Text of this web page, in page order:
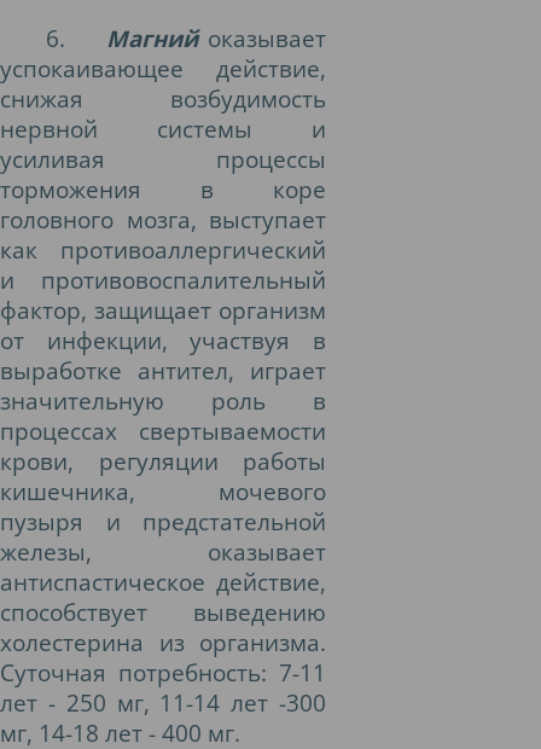
6.
Магнийоказывает
успокаивающее действие,
снижая возбудимость
нервной системы и
усиливая процессы
торможения в коре
головного мозга, выступает
как противоаллергический
и противовоспалительный
фактор, защищает организм
от инфекции, участвуя в
выработке антител, играет
значительную роль в
процессах свертываемости
крови, регуляции работы
кишечника, мочевого
пузыря и предстательной
железы, оказывает
антиспастическое действие,
способствует выведению
холестерина из организма.
Суточная потребность: 7-11
лет - 250 мг, 11-14 лет -300
мг, 14-18 лет - 400 мг.